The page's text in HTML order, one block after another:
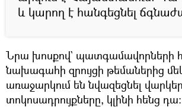
և կարող է հանգեցնել
Նրա խոսքով` պատգամավորների
նախագահի զրույցի թեմաներից
առաջարկում են նվազեցնել
տոկոսադրույքները, կլինի հենց դա։